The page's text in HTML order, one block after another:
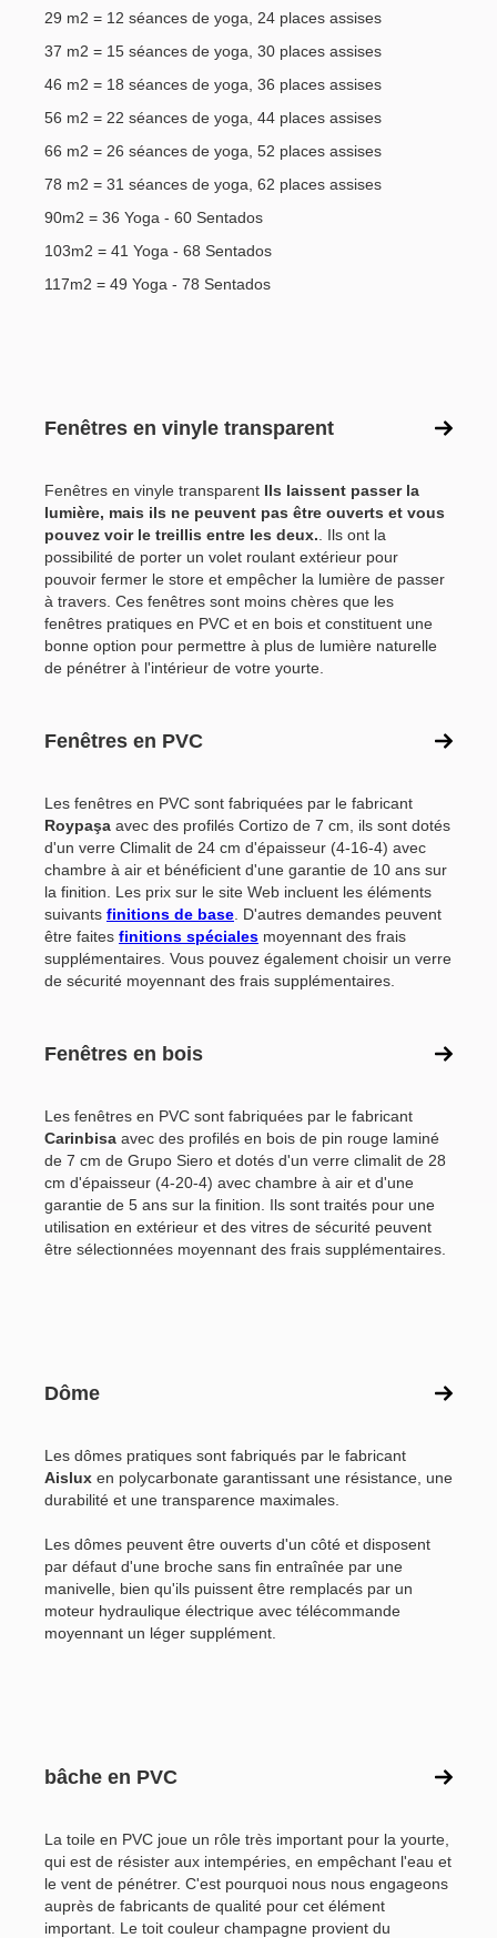
29 m2 = 12 séances de yoga, 24 places assises
37 m2 = 15 séances de yoga, 30 places assises
46 m2 = 18 séances de yoga, 36 places assises
56 m2 = 22 séances de yoga, 44 places assises
66 m2 = 26 séances de yoga, 52 places assises
78 m2 = 31 séances de yoga, 62 places assises
90m2 = 36 Yoga - 60 Sentados
103m2 = 41 Yoga - 68 Sentados
117m2 = 49 Yoga - 78 Sentados
Fenêtres en vinyle transparent
Fenêtres en vinyle transparent Ils laissent passer la
lumière, mais ils ne peuvent pas être ouverts et vous
pouvez voir le treillis entre les deux. . Ils ont la
possibilité de porter un volet roulant extérieur pour
pouvoir fermer le store et empêcher la lumière de passer
à travers. Ces fenêtres sont moins chères que les
fenêtres pratiques en PVC et en bois et constituent une
bonne option pour permettre à plus de lumière naturelle
de pénétrer à l'intérieur de votre yourte.
Fenêtres en PVC
Les fenêtres en PVC sont fabriquées par le fabricant
Roypaşa avec des profilés Cortizo de 7 cm, ils sont dotés
d'un verre Climalit de 24 cm d'épaisseur (4-16-4) avec
chambre à air et bénéficient d'une garantie de 10 ans sur
la finition. Les prix sur le site Web incluent les éléments
suivants finitions de base . D'autres demandes peuvent
être faites finitions spéciales moyennant des frais
supplémentaires. Vous pouvez également choisir un verre
de sécurité moyennant des frais supplémentaires.
Fenêtres en bois
Les fenêtres en PVC sont fabriquées par le fabricant
Carinbisa avec des profilés en bois de pin rouge laminé
de 7 cm de Grupo Siero et dotés d'un verre climalit de 28
cm d'épaisseur (4-20-4) avec chambre à air et d'une
garantie de 5 ans sur la finition. Ils sont traités pour une
utilisation en extérieur et des vitres de sécurité peuvent
être sélectionnées moyennant des frais supplémentaires.
Dôme
Les dômes pratiques sont fabriqués par le fabricant
Aislux en polycarbonate garantissant une résistance, une
durabilité et une transparence maximales.
Les dômes peuvent être ouverts d'un côté et disposent
par défaut d'une broche sans fin entraînée par une
manivelle, bien qu'ils puissent être remplacés par un
moteur hydraulique électrique avec télécommande
moyennant un léger supplément.
bâche en PVC
La toile en PVC joue un rôle très important pour la yourte,
qui est de résister aux intempéries, en empêchant l'eau et
le vent de pénétrer. C'est pourquoi nous nous engageons
auprès de fabricants de qualité pour cet élément
important. Le toit couleur champagne provient du